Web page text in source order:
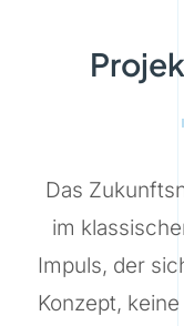
Das
im
Impuls, der
Konzept,